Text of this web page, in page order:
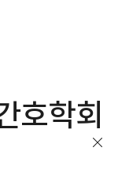
호학회